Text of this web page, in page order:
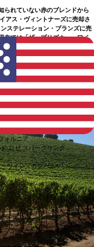
られていない赤のブレンドから
アス・ヴィントナーズに売却さ
ステレーション・ブランズに売
在では「ザ・プリズナー・ワイ
を展開するワイナリーブランド
る100以上のブランドの1つであ
生産量から飛躍的に増加しまし
ォルニア
ロゼ スパークリング
ワイン・カンパニー
シャルドネ